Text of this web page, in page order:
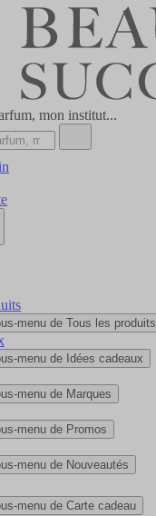
mon institut...
menu de Tous les produits
menu de Idées cadeaux
menu de Marques
menu de Promos
menu de Nouveautés
menu de Carte cadeau